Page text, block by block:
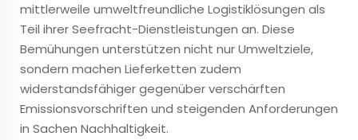
mittlerweile umweltfreundliche Logistiklösungen als
Teil ihrer Seefracht-Dienstleistungen an. Diese
Bemühungen unterstützen nicht nur Umweltziele,
sondern machen Lieferketten zudem
widerstandsfähiger gegenüber verschärften
Emissionsvorschriften und steigenden Anforderungen
in Sachen Nachhaltigkeit.